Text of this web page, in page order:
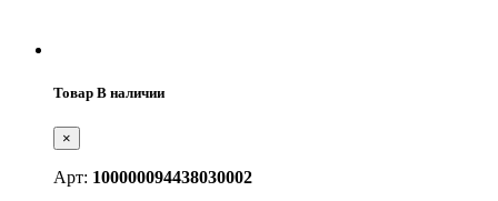
Товар В наличии
×
Арт: 100000094438030002